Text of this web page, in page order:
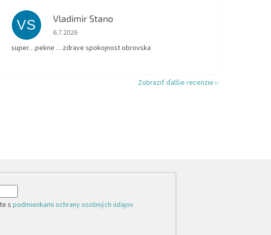
VS Vladimir Stano
Hodnotenie obchodu je 5 z 5 hviezdičiek.
6.7.2026
super…pekne …zdrave spokojnost obrovska
Zobraziť ďalšie recenzie
spodmienkami ochrany osobných údajov